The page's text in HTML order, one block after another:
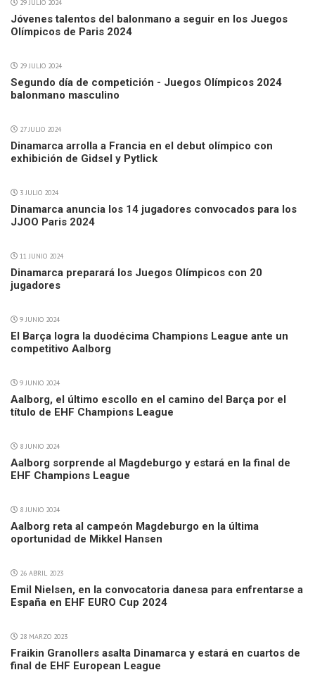
29 JULIO 2024
Jóvenes talentos del balonmano a seguir en los Juegos
Olímpicos de Paris 2024
29 JULIO 2024
Segundo día de competición - Juegos Olímpicos 2024
balonmano masculino
27 JULIO 2024
Dinamarca arrolla a Francia en el debut olímpico con
exhibición de Gidsel y Pytlick
3 JULIO 2024
Dinamarca anuncia los 14 jugadores convocados para los
JJOO Paris 2024
11 JUNIO 2024
Dinamarca preparará los Juegos Olímpicos con 20
jugadores
9 JUNIO 2024
El Barça logra la duodécima Champions League ante un
competitivo Aalborg
9 JUNIO 2024
Aalborg, el último escollo en el camino del Barça por el
título de EHF Champions League
8 JUNIO 2024
Aalborg sorprende al Magdeburgo y estará en la final de
EHF Champions League
8 JUNIO 2024
Aalborg reta al campeón Magdeburgo en la última
oportunidad de Mikkel Hansen
26 ABRIL 2023
Emil Nielsen, en la convocatoria danesa para enfrentarse a
España en EHF EURO Cup 2024
28 MARZO 2023
Fraikin Granollers asalta Dinamarca y estará en cuartos de
final de EHF European League